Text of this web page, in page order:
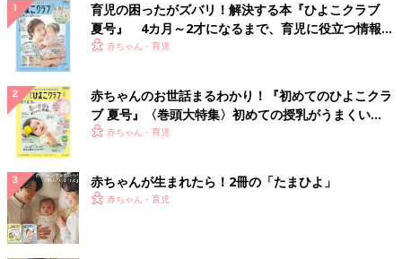
育児の困ったがズバリ！解決する本『ひよこクラブ
夏号』 4カ月～2才になるまで、育児に役立つ情報が
いっぱい！
赤ちゃん・育児
赤ちゃんのお世話まるわかり！『初めてのひよこクラ
ブ 夏号』〈巻頭大特集〉初めての授乳がうまくい
く！ おっぱい・ミルクの基本と夏のトラブル 解決テ
赤ちゃん・育児
赤ちゃんが生まれたら！2冊の「たまひよ」
赤ちゃん・育児